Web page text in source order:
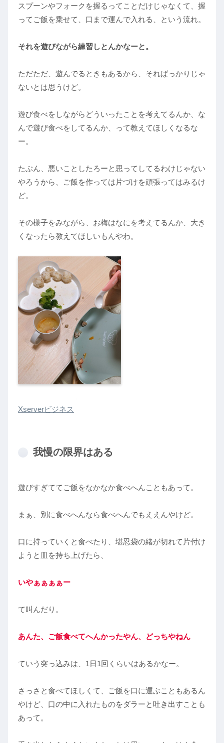
スプーンやフォークを握るってことだけじゃなくて、握
ってご飯を乗せて、口まで運んで入れる、という流れ。
それを遊びながら練習しとんかなーと。
ただただ、遊んでるときもあるから、そればっかりじゃ
ないとは思うけど。
遊び食べをしながらどういったことを考えてるんか、な
んで遊び食べをしてるんか、って教えてほしくなるな
ー。
たぶん、悪いことしたろーと思ってしてるわけじゃない
やろうから、ご飯を作っては片づけを頑張ってはみるけ
ど。
その様子をみながら、お梅はなにを考えてるんか、大き
くなったら教えてほしいもんやわ。
Xserverビジネス
我慢の限界はある
遊びすぎててご飯をなかなか食べへんこともあって。
まぁ、別に食べへんなら食べへんでもええんやけど。
口に持っていくと食べたり、堪忍袋の緒が切れて片付け
ようと皿を持ち上げたら、
いやぁぁぁぁー
て叫んだり。
あんた、ご飯食べてへんかったやん、どっちやねん
ていう突っ込みは、1日1回くらいはあるかなー。
さっさと食べてほしくて、ご飯を口に運ぶこともあるん
やけど、口の中に入れたものをダラーと吐き出すことも
あって。